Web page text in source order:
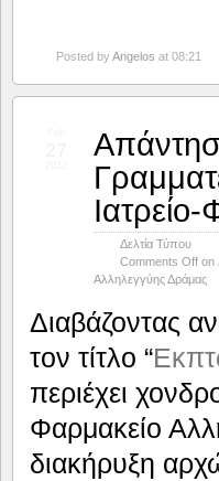
Posted byAngelos at 08:21
Δελτία Τύπου
Comments Off on
Αλληλεγγύης Δράμας
Διαβάζοντας
τον τίτλο “
περιέχει
Φαρμακείο
διακήρυξη